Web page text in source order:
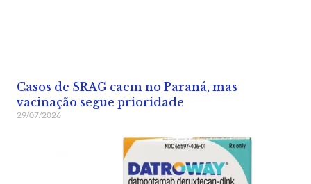
Casos de SRAG caem no Paraná, mas
vacinação segue prioridade
29/07/2026